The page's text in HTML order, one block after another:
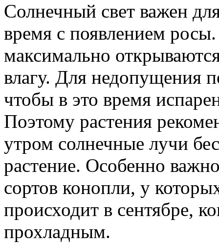
Солнечный свет важен
время с появлением
максимально
влагу. Для недопущения
чтобы в это время
Поэтому растения
утром солнечные лучи
растение. Особенно
сортов конопли, у
происходит в сентябре,
прохладным.